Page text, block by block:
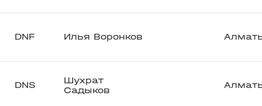
DNF Илья Воронков
DNS
Шухрат
Садыков